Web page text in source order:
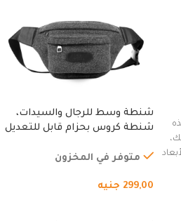
شنطة وسط للرجال والسيدات،
شنطة كروس بحزام قابل للتعديل
السفر، الجري العادي، المشي
(رمادي)
متوفر في المخزون
299,00 جنيه